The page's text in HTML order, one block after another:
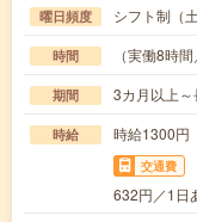
曜日頻度 シフト制（
時間 （実働8時
期間 3カ月以上～
時給 時給1300円
交通費
632円／1日